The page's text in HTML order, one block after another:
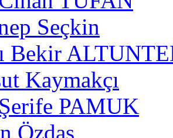
Seçkin
Bekir
Kaymakçı
PAMUK
Özdaş